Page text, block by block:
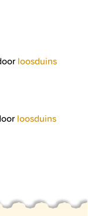
loosduins
loosduins